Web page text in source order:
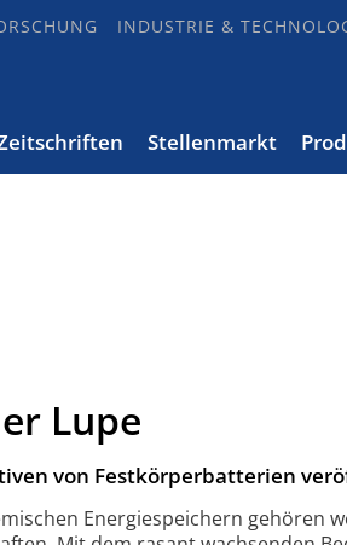
INDUSTRIE &
Stellenmarkt
Lupe
von Festkörperbatterien
Energiespeichern gehören